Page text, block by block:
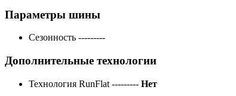
Параметры шины
Сезонность ---------
Дополнительные технологии
Технология RunFlat --------- Нет